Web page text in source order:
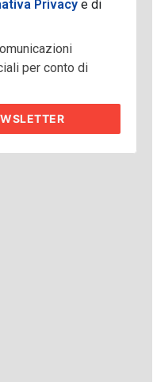
Privacy e di
per conto di